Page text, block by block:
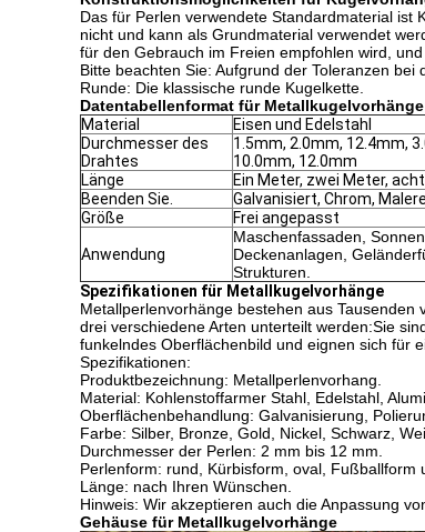
Das für Perlen verwendete Standardmaterial ist
nicht und kann als Grundmaterial verwendet
für den Gebrauch im Freien empfohlen wird,
Bitte beachten Sie: Aufgrund der Toleranzen
Runde: Die klassische runde Kugelkette.
Datentabellenformat für Metallkugelvorhänge
Material
Eisen und Edelstahl
Durchmesser des
Drahtes
1.5mm, 2.0mm, 12.4mm,
10.0mm, 12.0mm
Länge
Ein Meter, zwei Meter,
Beenden Sie.
Galvanisiert, Chrom,
Größe
Frei angepasst
Anwendung
Maschenfassaden,
Deckenanlagen,
Strukturen.
Spezifikationen für Metallkugelvorhänge
Metallperlenvorhänge bestehen aus
drei verschiedene Arten unterteilt werden:Sie
funkelndes Oberflächenbild und eignen sich für
Spezifikationen:
Produktbezeichnung: Metallperlenvorhang.
Material: Kohlenstoffarmer Stahl, Edelstahl,
Oberflächenbehandlung: Galvanisierung,
Farbe: Silber, Bronze, Gold, Nickel, Schwarz,
Durchmesser der Perlen: 2 mm bis 12 mm.
Perlenform: rund, Kürbisform, oval, Fußballform
Länge: nach Ihren Wünschen.
Hinweis: Wir akzeptieren auch die Anpassung
Gehäuse für Metallkugelvorhänge